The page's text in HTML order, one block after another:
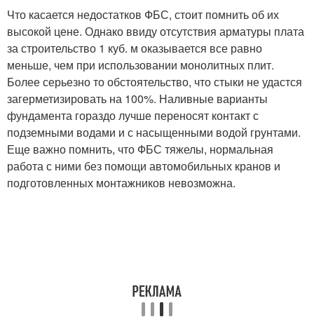
Что касается недостатков ФБС, стоит помнить об их
высокой цене. Однако ввиду отсутствия арматуры плата
за строительство 1 куб. м оказывается все равно
меньше, чем при использовании монолитных плит.
Более серьезно то обстоятельство, что стыки не удастся
загерметизировать на 100%. Наливные варианты
фундамента гораздо лучше переносят контакт с
подземными водами и с насыщенными водой грунтами.
Еще важно помнить, что ФБС тяжелы, нормальная
работа с ними без помощи автомобильных кранов и
подготовленных монтажников невозможна.